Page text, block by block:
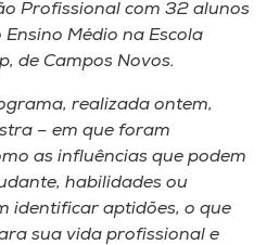
Profissional com 32 alunos
Médio na Escola
de Campos Novos.
realizada ontem,
– em que foram
as influências que podem
habilidades ou
identificar aptidões, o que
sua vida profissional e